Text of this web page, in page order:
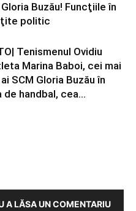
Gloria Buzău! Funcţiile în
politic
Tenismenul Ovidiu
Marina Baboi, cei mai
SCM Gloria Buzău în
handbal, cea...
A LĂSA UN COMENTARIU